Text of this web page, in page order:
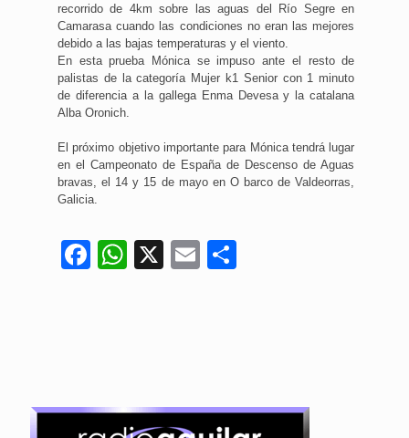
recorrido de 4km sobre las aguas del Río Segre en
Camarasa cuando las condiciones no eran las mejores
debido a las bajas temperaturas y el viento.
En esta prueba Mónica se impuso ante el resto de
palistas de la categoría Mujer k1 Senior con 1 minuto
de diferencia a la gallega Enma Devesa y la catalana
Alba Oronich.
El próximo objetivo importante para Mónica tendrá lugar
en el Campeonato de España de Descenso de Aguas
bravas, el 14 y 15 de mayo en O barco de Valdeorras,
Galicia.
Facebook
WhatsApp
X Email